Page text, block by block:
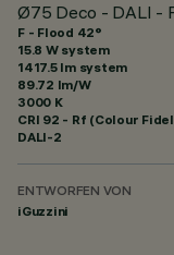
Ø75 Deco - DALI -
F - Flood 42°
15.8 W system
1417.5 lm system
89.72 lm/W
3000 K
CRI 92 - Rf (Colour
DALI-2
ENTWORFEN VON
iGuzzini